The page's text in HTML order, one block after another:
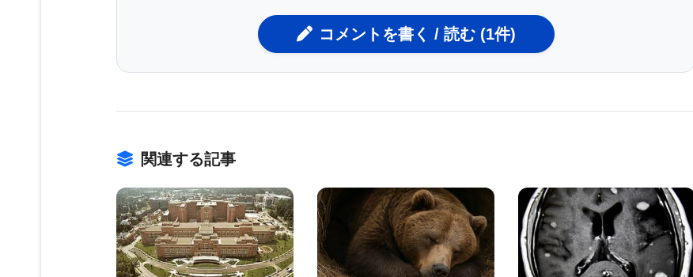
「この研究を行った時、我々の念頭に候補遺伝子はなかったのです。」と、エモンド博士は
語る。患者91人のDNAの統計解析の結果、研究チームは本遺伝子に辿り着いたのである。初
期の研究グループの内、小児43人は幼い頃に緑膿菌による慢性肺感染症を初発症しており、
伝子修飾研究から患者が選ばれた。エクソームシーケンシングはUW 遺伝子化学教授、デボ
ク質をコードする部分の比較によって、研究チームはDCTN4遺伝子におけるミスセンス変異
体の存在に気づいたのである。
コメントを書く / 読む (1件)
関連する記事
BIOMARKET JP BIOMARKET JP BIOMARKET JP